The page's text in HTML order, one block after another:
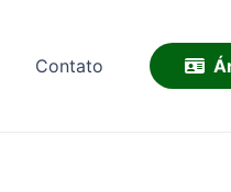
Contato